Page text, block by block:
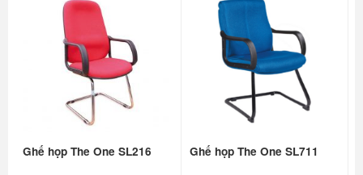
Ghế họp The One SL216 Ghế họp The One SL711